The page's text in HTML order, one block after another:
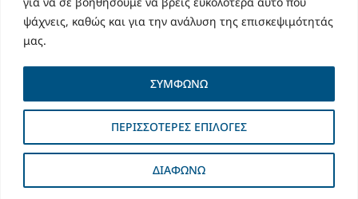
ψάχνεις, καθώς και για την ανάλυση της επισκεψιμότητάς
μας.
ΠΕΡΙΣΣΟΤΕΡΕΣ ΕΠΙΛΟΓΕΣ
ΔΙΑΦΩΝΩ
ΣΥΜΦΩΝΩ
ΒΙΟΓΡΑΦΙΚΟ
ΑΠΟΨΕΙΣ
ΑΝΑΚΟΙΝΩΣΕΙΣ
ΕΠΙΚΟΙΝΩΝΙΑ